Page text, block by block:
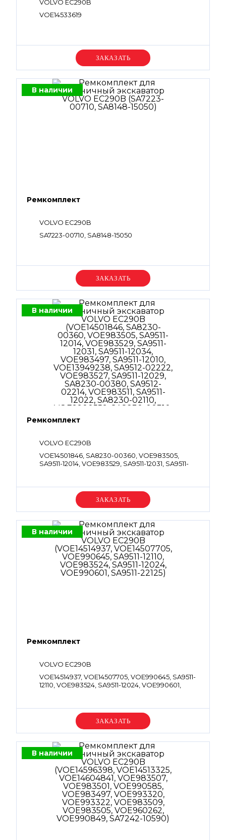
VOLVO EC290B
VOE14533619
Уточняйте цену
В наличии
Ремкомплект
VOLVO EC290B
SA7223-00710, SA8148-15050
Уточняйте цену
В наличии
Ремкомплект
VOLVO EC290B
VOE14501846, SA8230-00360, VOE983505,
SA9511-12014, VOE983529, SA9511-12031, SA9511-
00380, SA9512-02214, VOE983511, SA9511-12022,
SA8230-02110, VOE9900559, SA8230-00310,
VOE983502, SA9511-12011, VOE983525, SA9511-
12026, SA8230-00400, SA9511-42912, VOE983507,
SA9511-12016, VOE983510, SA9511-12021,
VOE984778, SA8230-00180, VOE983509, SA9511-
12020, VOE14625240, SA9566-10200, SA8230-
00170, SA9512-01011, VOE994123, SA8230-28240,
VOE14625244, SA9566-1010A, SA9511-1210A,
VOE983501, SA8230-00320, SA9512-02119,
VOE983503, SA9511-12012, VOE990557, SA9511-
12018, SA8230-02020, SA8230-00280, SA8230-
Уточняйте цену
В наличии
Ремкомплект
VOLVO EC290B
VOE14514937, VOE14507705, VOE990645, SA9511-
12110, VOE983524, SA9511-12024, VOE990601,
Уточняйте цену
В наличии